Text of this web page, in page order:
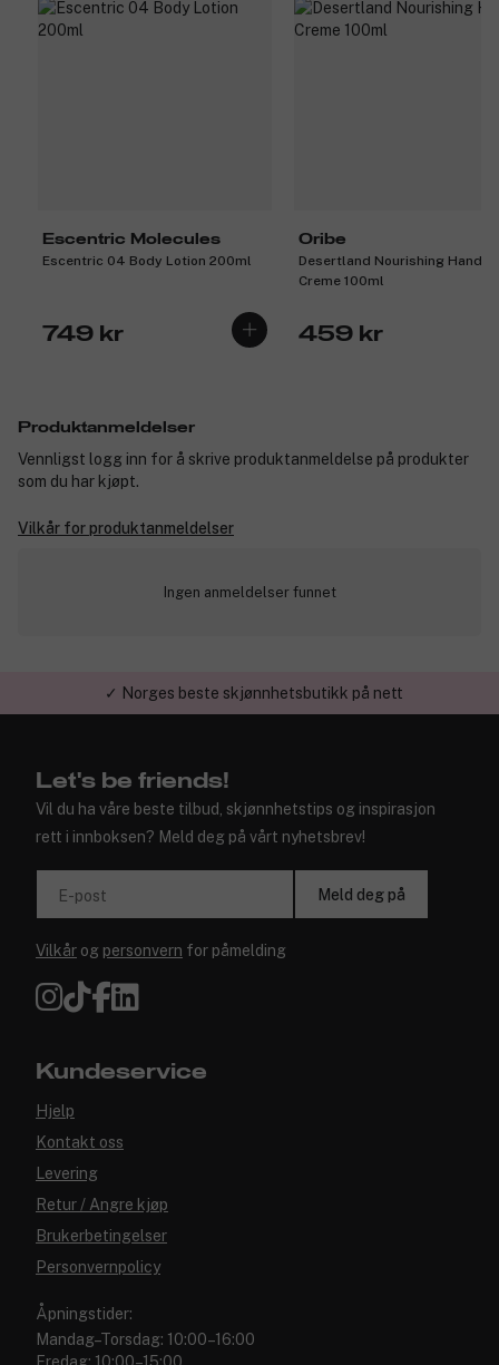
Escentric Molecules
Escentric 04 Body Lotion 200ml
749 kr
Oribe
Desertland Nourishing Hand
Creme 100ml
459 kr
Produktanmeldelser
Vennligst logg inn for å skrive produktanmeldelse på produkter
som du har kjøpt.
Vilkår for produktanmeldelser
Ingen anmeldelser funnet
✓ Norges beste skjønnhetsbutikk på nett
Let's be friends!
Vil du ha våre beste tilbud, skjønnhetstips og inspirasjon
rett i innboksen? Meld deg på vårt nyhetsbrev!
E-post Meld deg på
Vilkår og personvern for påmelding
Kundeservice
Hjelp
Kontakt oss
Levering
Retur / Angre kjøp
Brukerbetingelser
Personvernpolicy
Åpningstider:
Mandag–Torsdag: 10:00–16:00